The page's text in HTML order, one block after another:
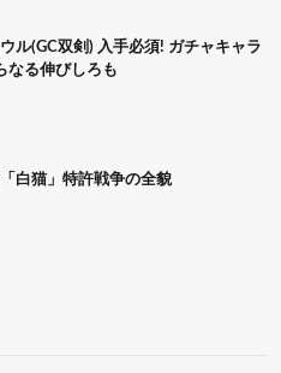
ル(GC双剣) 入手必須! ガチャキャラ
なる伸びしろも
白猫」特許戦争の全貌